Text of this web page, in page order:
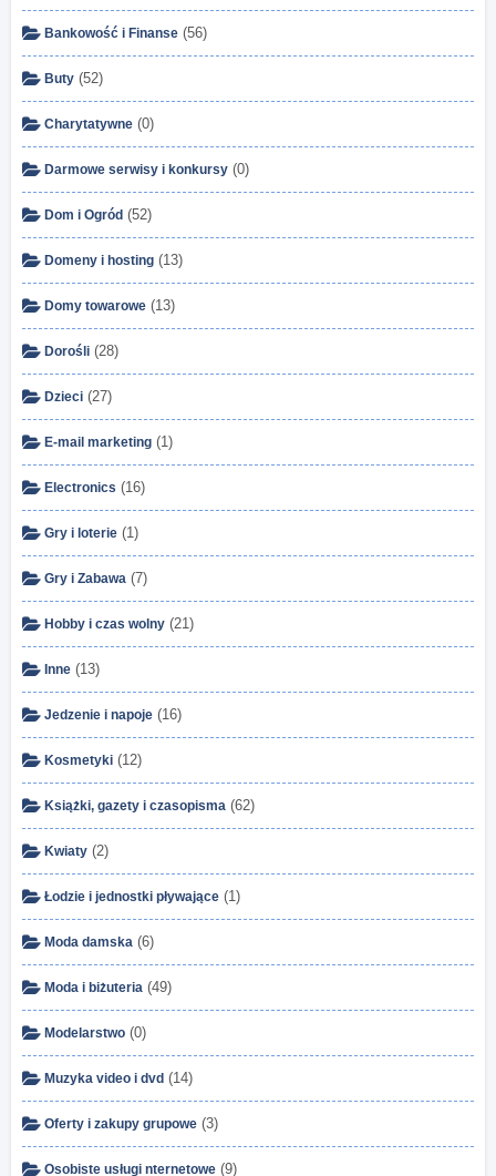
Bankowość i Finanse (56)
Buty (52)
Charytatywne (0)
Darmowe serwisy i konkursy (0)
Dom i Ogród (52)
Domeny i hosting (13)
Domy towarowe (13)
Dorośli (28)
Dzieci (27)
E-mail marketing (1)
Electronics (16)
Gry i loterie (1)
Gry i Zabawa (7)
Hobby i czas wolny (21)
Inne (13)
Jedzenie i napoje (16)
Kosmetyki (12)
Książki, gazety i czasopisma (62)
Kwiaty (2)
Łodzie i jednostki pływające (1)
Moda damska (6)
Moda i biżuteria (49)
Modelarstwo (0)
Muzyka video i dvd (14)
Oferty i zakupy grupowe (3)
Osobiste usługi nternetowe (9)